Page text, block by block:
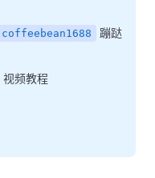
coffeebean1688
蹦跶
视频教程